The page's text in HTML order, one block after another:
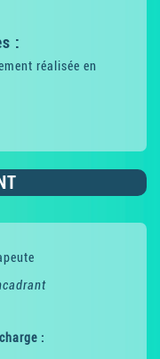
:
réalisée en
: